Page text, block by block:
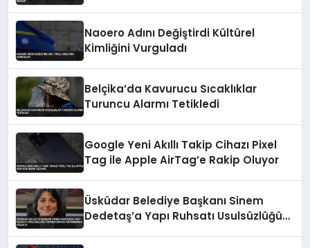
Naoero Adını Değiştirdi Kültürel
Kimliğini Vurguladı
Belçika’da Kavurucu Sıcaklıklar
Turuncu Alarmı Tetikledi
Google Yeni Akıllı Takip Cihazı Pixel
Tag ile Apple AirTag’e Rakip Oluyor
Üsküdar Belediye Başkanı Sinem
Dedetaş’a Yapı Ruhsatı Usulsüzlüğü